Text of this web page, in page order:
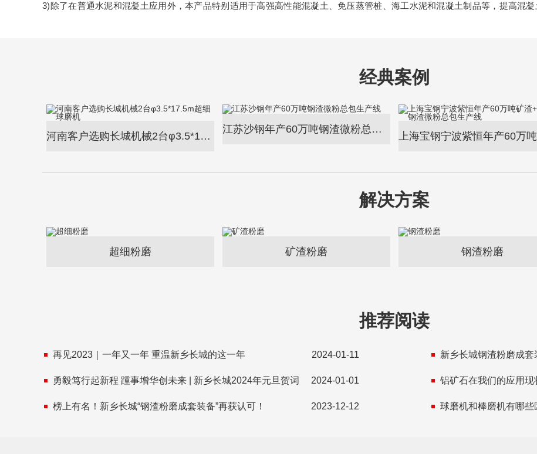
3)除了在普通水泥和混凝土应用外，本产品特别适用于高强高性能混凝土、免压蒸管桩、海工水泥和混凝土制品等，提高混凝
经典案例
河南客户选购长城机械2台φ3.5*17.5m超细球磨机
江苏沙钢年产60万吨钢渣微粉总包生产线
解决方案
超细粉磨 矿渣粉磨 钢渣粉磨
推荐阅读
再见2023｜一年又一年 重温新乡长城的这一年 2024-01-11
勇毅笃行起新程 踵事增华创未来 | 新乡长城2024年元旦贺词 2024-01-01 铝矿石在我们的应用
榜上有名！新乡长城“钢渣粉磨成套装备”再获认可！ 2023-12-12 球磨机和棒磨机有哪些